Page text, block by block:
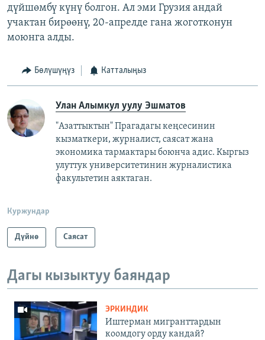
дүйшөмбү күнү болгон. Ал эми Грузия андай
учактан бирөөнү, 20-апрелде гана жоготконун
моюнга алды.
Бөлүшүңүз Катталыңыз
Улан Алымкул уулу Эшматов
"Азаттыктын" Прагадагы кеңсесинин
кызматкери, журналист, саясат жана
экономика тармактары боюнча адис. Кыргыз
улуттук университетинин журналистика
факультетин аяктаган.
Куржундар
Дүйнө Саясат
Дагы кызыктуу баяндар
ЭРКИНДИК
Иштерман мигранттардын
коомдогу орду кандай?